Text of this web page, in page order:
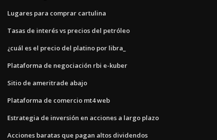
Lugares para comprar cartulina
Tasas de interés vs precios del petróleo
¿cuál es el precio del platino por libra_
Plataforma de negociación rbi e-kuber
Sitio de ameritrade abajo
Plataforma de comercio mt4 web
Estrategia de inversión en acciones a largo plazo
Acciones baratas que pagan altos dividendos